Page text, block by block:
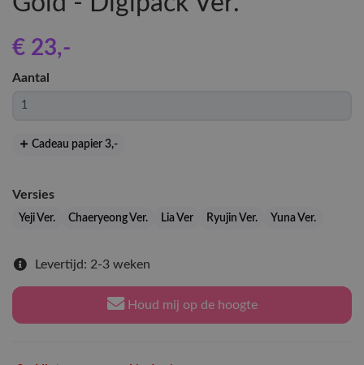
€ 23,-
Aantal
Cadeau papier 3,-
Versies
Yeji Ver. Chaeryeong Ver. Lia Ver Ryujin Ver. Yuna Ver.
Levertijd: 2-3 weken
Houd mij op de hoogte